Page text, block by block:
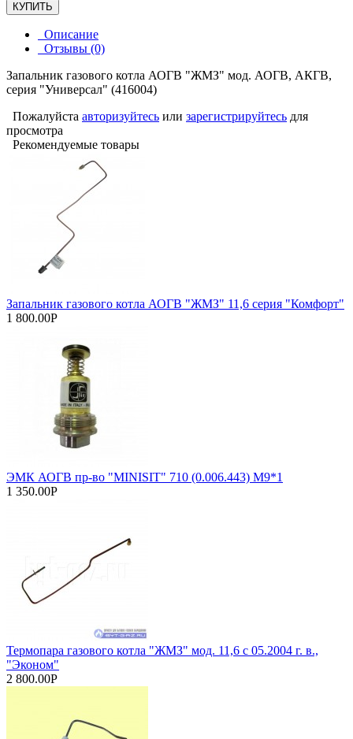
КУПИТЬ
Описание
Отзывы (0)
Запальник газового котла АОГВ "ЖМЗ" мод. АОГВ, АКГВ,
серия "Универсал" (416004)
Пожалуйста авторизуйтесь или зарегистрируйтесь для
просмотра
Рекомендуемые товары
Запальник газового котла АОГВ "ЖМЗ" 11,6 серия "Комфорт"
1 800.00Р
ЭМК АОГВ пр-во "MINISIT" 710 (0.006.443) М9*1
1 350.00Р
Термопара газового котла "ЖМЗ" мод. 11,6 с 05.2004 г. в.,
"Эконом"
2 800.00Р